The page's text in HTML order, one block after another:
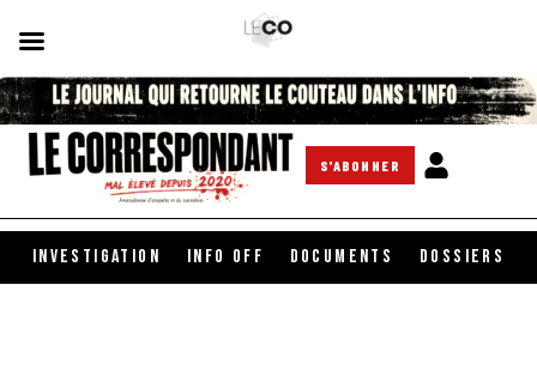
S'ABONNER
INVESTIGATION INFO OFF DOCUMENTS DOSSIERS